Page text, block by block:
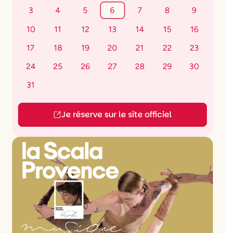
3
4 5 6 7 8
9
10
11 12 13 14 15
16
17
18 19 20 21 22
23
24
25 26 27 28 29
30
31
Je réserve sur le site officiel